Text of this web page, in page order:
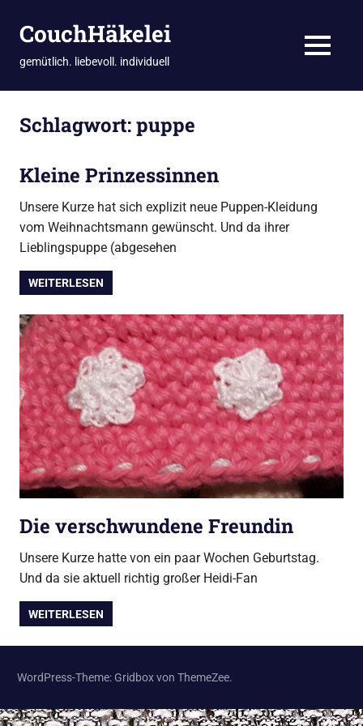
Inhalt
CouchHäkelei
gemütlich. liebevoll. individuell MENÜ
Schlagwort:puppe
Kleine Prinzessinnen
Unsere Kurze hat sich explizit neue Puppen-Kleidung
vom Weihnachtsmann gewünscht. Und da ihrer
Lieblingspuppe (abgesehen
WEITERLESEN
Die verschwundene Freundin
Unsere Kurze hatte von ein paar Wochen Geburtstag.
Und da sie aktuell richtig großer Heidi-Fan
WEITERLESEN
WordPress-Theme: Gridbox von ThemeZee.